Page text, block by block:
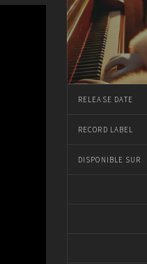
RELEASE DATE
RECORD LABEL
DISPONIBLE SUR